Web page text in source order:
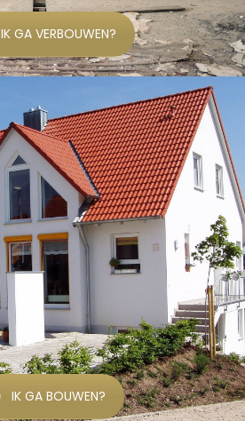
IK GA VERBOUWEN?
IK GA BOUWEN?